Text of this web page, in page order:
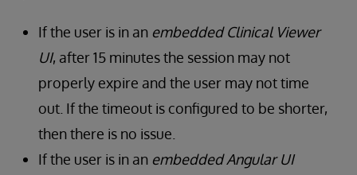
If the user is in an embedded Clinical Viewer
UI, after 15 minutes the session may not
properly expire and the user may not time
out. If the timeout is configured to be shorter,
then there is no issue.
If the user is in an embedded Angular UI